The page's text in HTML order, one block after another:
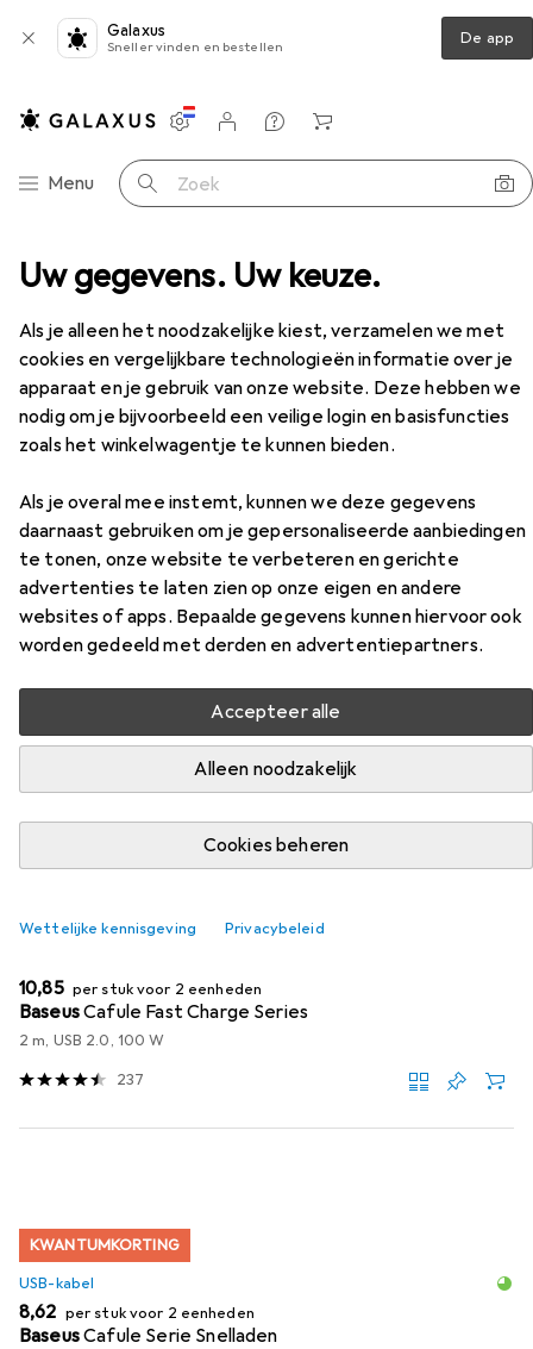
Uw gegevens. Uw keuze.
Als je alleen het noodzakelijke kiest, verzamelen we met
cookies en vergelijkbare technologieën informatie over je
apparaat en je gebruik van onze website. Deze hebben we
nodig om je bijvoorbeeld een veilige login en basisfuncties
zoals het winkelwagentje te kunnen bieden.
Als je overal mee instemt, kunnen we deze gegevens
daarnaast gebruiken om je gepersonaliseerde aanbiedingen
te tonen, onze website te verbeteren en gerichte
advertenties te laten zien op onze eigen en andere
websites of apps. Bepaalde gegevens kunnen hiervoor ook
worden gedeeld met derden en advertentiepartners.
Accepteer alle
Alleen noodzakelijk
Cookies beheren
Wettelijke kennisgeving Privacybeleid
Galaxus
Sneller vinden en bestellen De app
Categorie navigatie
Menu Zoek op
Instellingen
Klantenaccount
Produktvergelijking
Verlanglijstje
Winkelmandje
USB-lader Hama GaN-lader + USB-kabel
HamaGaN-lader + USB-kabel
65 W, 2 ports
Accessoires voor Hama GaN-
lader + USB-kabel
Vind passende accessoires voor de Hama GaN-lader +
USB-kabel uit de categorieën USB-kabel, Tablet en
Smartphone.
Tablet
Productlijst
KWANTUMKORTING
EUR
10,85 per stuk voor 2 eenheden
BaseusCafule Fast Charge Series
2 m, USB 2.0, 100 W
237
KWANTUMKORTING
USB-kabel
EUR
8,62 per stuk voor 2 eenheden
BaseusCafule Serie Snelladen